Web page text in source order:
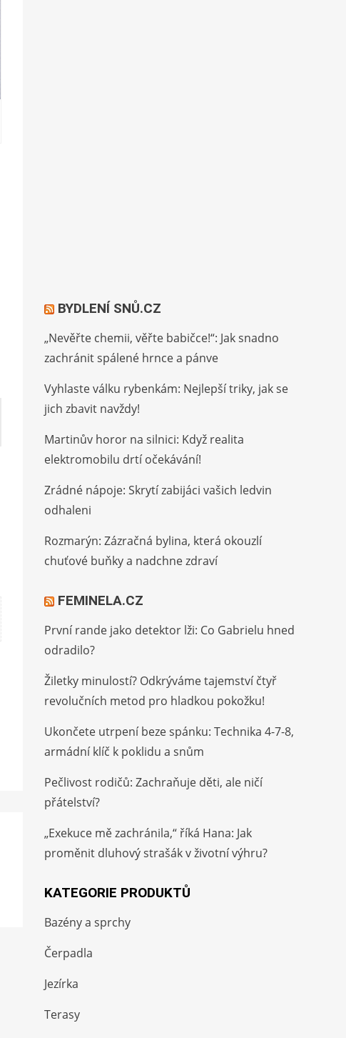
BYDLENÍ SNŮ.CZ
„Nevěřte chemii, věřte babičce!“: Jak snadno
zachránit spálené hrnce a pánve
Vyhlaste válku rybenkám: Nejlepší triky, jak se
jich zbavit navždy!
Martinův horor na silnici: Když realita
elektromobilu drtí očekávání!
Zrádné nápoje: Skrytí zabijáci vašich ledvin
odhaleni
Rozmarýn: Zázračná bylina, která okouzlí
chuťové buňky a nadchne zdraví
FEMINELA.CZ
První rande jako detektor lži: Co Gabrielu hned
odradilo?
Žiletky minulostí? Odkrýváme tajemství čtyř
revolučních metod pro hladkou pokožku!
Ukončete utrpení beze spánku: Technika 4-7-8,
armádní klíč k poklidu a snům
Pečlivost rodičů: Zachraňuje děti, ale ničí
přátelství?
„Exekuce mě zachránila,“ říká Hana: Jak
proměnit dluhový strašák v životní výhru?
KATEGORIE PRODUKTŮ
Bazény a sprchy
Čerpadla
Jezírka
Terasy